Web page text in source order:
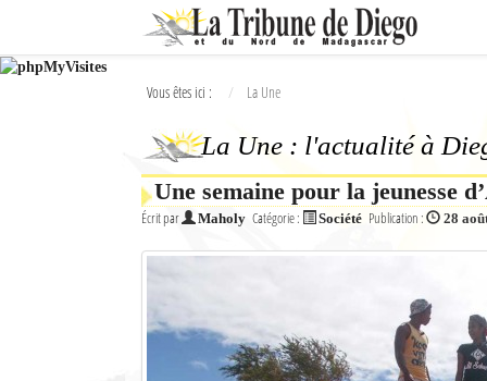
Ok
L'actualité à Diego Suarez
Vous êtes ici : La Une
La Une : l'actualité à
Une semaine pour la jeunesse
Écrit par Maholy Catégorie : Société Publication : 28